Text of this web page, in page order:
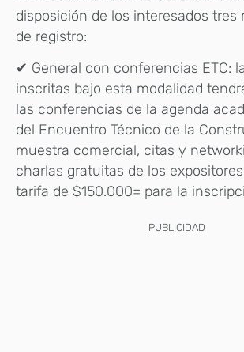
disposición de los interesados tres
de registro:
✔ General con conferencias ETC:
inscritas bajo esta modalidad
las conferencias de la agenda
del Encuentro Técnico de la
muestra comercial, citas y
charlas gratuitas de los
tarifa de $150.000= para la
PUBLICIDAD